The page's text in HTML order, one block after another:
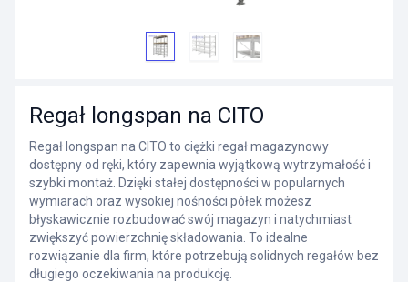
Regał longspan na CITO
Regał longspan na CITO to ciężki regał magazynowy
dostępny od ręki, który zapewnia wyjątkową wytrzymałość i
szybki montaż. Dzięki stałej dostępności w popularnych
wymiarach oraz wysokiej nośności półek możesz
błyskawicznie rozbudować swój magazyn i natychmiast
zwiększyć powierzchnię składowania. To idealne
rozwiązanie dla firm, które potrzebują solidnych regałów bez
długiego oczekiwania na produkcję.